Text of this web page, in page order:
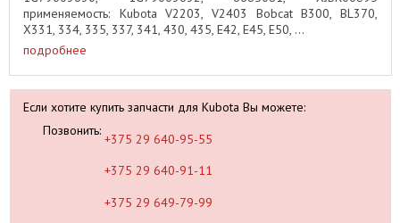
применяемость: Kubota V2203, V2403 Bobcat B300, BL370,
X331, 334, 335, 337, 341, 430, 435, E42, E45, E50, ...
подробнее
Если хотите купить запчасти для Kubota Вы можете:
Позвонить:
+375 29 640-95-55
+375 29 640-91-11
+375 29 649-79-99